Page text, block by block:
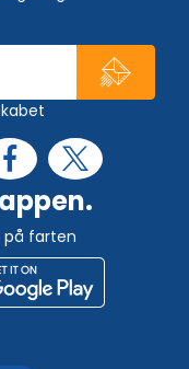
på farten